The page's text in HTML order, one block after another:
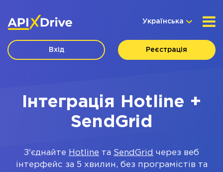
Українська
Вхід Реєстрація
Інтеграція Hotline +
SendGrid
З'єднайте Hotline та SendGrid через веб
інтерфейс за 5 хвилин, без програмістів та